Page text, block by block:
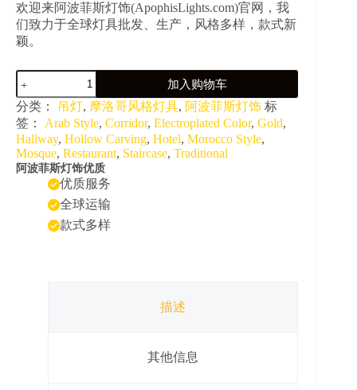
欢迎来阿波菲斯灯饰(ApophisLights.com)官网，我
们致力于全球灯具批发、生产，风格多样，款式新
颖。
JY36021-
新
疆
穆
斯
林
餐
加入购物车
分类： 吊灯, 摩洛哥风格灯具, 阿波菲斯灯饰 标
签： Arab Style, Corridor, Electroplated Color, Gold,
Hallway, Hollow Carving, Hotel, Morocco Style,
Mosque, Restaurant, Staircase, Traditional
阿波菲斯灯饰优质
优质服务
全球运输
款式多样
描述
其他信息